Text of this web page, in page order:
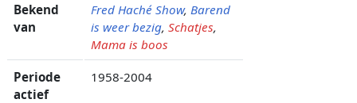
Bekend
van
Fred Haché Show, Barend
is weer bezig, Schatjes,
Mama is boos
Periode
actief
1958-2004